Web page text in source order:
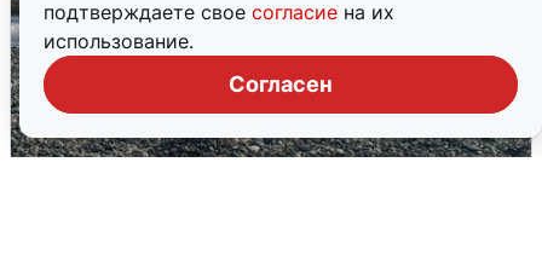
подтверждаете свое согласие на их
использование.
Согласен